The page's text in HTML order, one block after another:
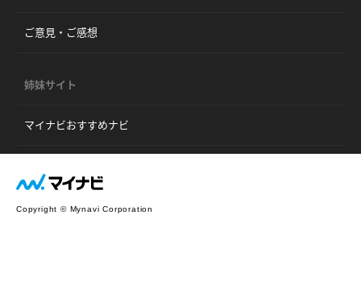
ご意見・ご感想
姉妹サイト
マイナビおすすめナビ
Copyright © Mynavi Corporation